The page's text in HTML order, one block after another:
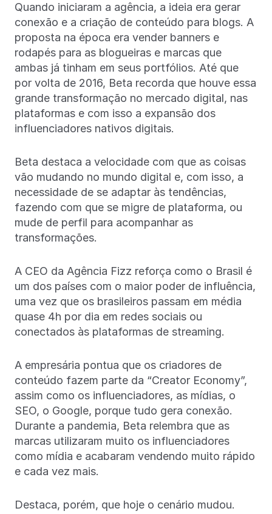
Quando iniciaram a agência, a ideia era gerar
conexão e a criação de conteúdo para blogs. A
proposta na época era vender banners e
rodapés para as blogueiras e marcas que
ambas já tinham em seus portfólios. Até que
por volta de 2016, Beta recorda que houve essa
grande transformação no mercado digital, nas
plataformas e com isso a expansão dos
influenciadores nativos digitais.
Beta destaca a velocidade com que as coisas
vão mudando no mundo digital e, com isso, a
necessidade de se adaptar às tendências,
fazendo com que se migre de plataforma, ou
mude de perfil para acompanhar as
transformações.
A CEO da Agência Fizz reforça como o Brasil é
um dos países com o maior poder de influência,
uma vez que os brasileiros passam em média
quase 4h por dia em redes sociais ou
conectados às plataformas de streaming.
A empresária pontua que os criadores de
conteúdo fazem parte da “Creator Economy”,
assim como os influenciadores, as mídias, o
SEO, o Google, porque tudo gera conexão.
Durante a pandemia, Beta relembra que as
marcas utilizaram muito os influenciadores
como mídia e acabaram vendendo muito rápido
e cada vez mais.
Destaca, porém, que hoje o cenário mudou.